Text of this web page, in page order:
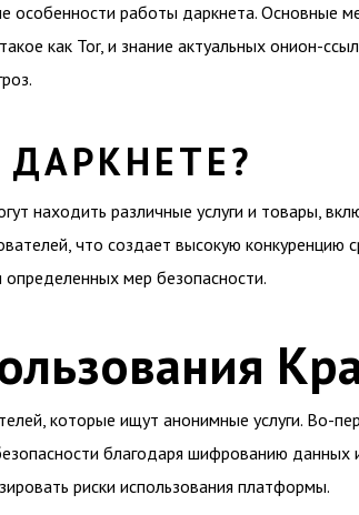
особенности работы даркнета. Основные
как Tor, и знание актуальных онион-
находить различные услуги и товары,
что создает высокую конкуренцию
мер безопасности.
которые ищут анонимные услуги. Во-
благодаря шифрованию данных
риски использования платформы.